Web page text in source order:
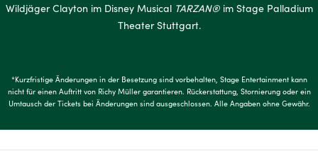
Wildjäger Clayton im Disney Musical TARZAN®im Stage Palladium
Theater Stuttgart.
*Kurzfristige Änderungen in der Besetzung sind vorbehalten, Stage Entertainment kann
nicht für einen Auftritt von Richy Müller garantieren. Rückerstattung, Stornierung oder ein
Umtausch der Tickets bei Änderungen sind ausgeschlossen. Alle Angaben ohne Gewähr.